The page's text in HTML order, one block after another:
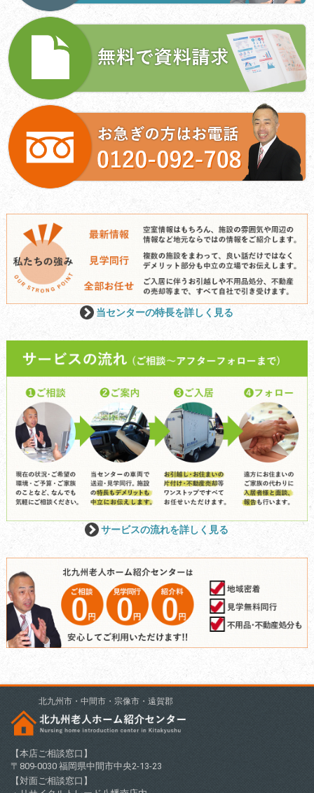
当センターの特長を詳しく見る
サービスの流れを詳しく見る
北九州市・中間市・宗像市・遠賀郡
【本店ご相談窓口】
〒809-0030 福岡県中間市中央2-13-23
【対面ご相談窓口】